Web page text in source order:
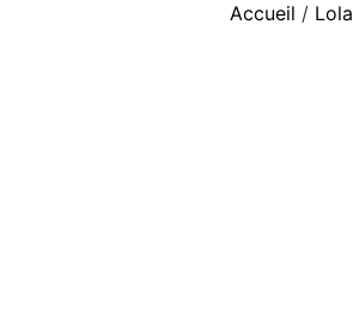
Accueil / Lola